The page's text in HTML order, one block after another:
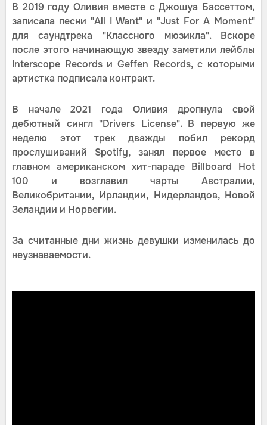
В 2019 году Оливия вместе с Джошуа Бассеттом,
записала песни "All I Want" и "Just For A Moment"
для саундтрека "Классного мюзикла". Вскоре
после этого начинающую звезду заметили лейблы
Interscope Records и Geffen Records, с которыми
артистка подписала контракт.
В начале 2021 года Оливия дропнула свой
дебютный сингл "Drivers License". В первую же
неделю этот трек дважды побил рекорд
прослушиваний Spotify, занял первое место в
главном американском хит-параде Billboard Hot
100 и возглавил чарты Австралии,
Великобритании, Ирландии, Нидерландов, Новой
Зеландии и Норвегии.
За считанные дни жизнь девушки изменилась до
неузнаваемости.